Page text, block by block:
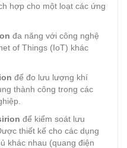
hợp cho một loạt các ứng
đa năng với công nghệ
of Things (IoT) khác
để đo lưu lượng khí
thành công trong các
để kiểm soát lưu
thiết kế cho các dụng
khác nhau (quang điện